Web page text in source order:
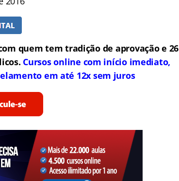
quem tem tradição de aprovação e 26
Cursos online com início imediato,
em até 12x sem juros